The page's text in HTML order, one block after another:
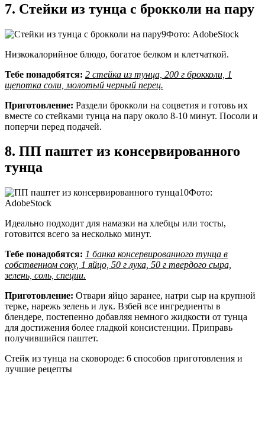
7. Стейки из тунца с брокколи на пару
Фото: AdobeStock
Низкокалорийное блюдо, богатое белком и клетчаткой.
Тебе понадобятся: 2 стейка из тунца, 200 г брокколи, 1
щепотка соли, молотый черный перец.
Приготовление: Раздели брокколи на соцветия и готовь их
вместе со стейками тунца на пару около 8-10 минут. Посоли и
поперчи перед подачей.
8. ПП паштет из консервированного
тунца
Фото:
AdobeStock
Идеально подходит для намазки на хлебцы или тосты,
готовится всего за несколько минут.
Тебе понадобятся: 1 банка консервированного тунца в
собственном соку, 1 яйцо, 50 г лука, 50 г твердого сыра,
зелень, соль, специи.
Приготовление: Отвари яйцо заранее, натри сыр на крупной
терке, нарежь зелень и лук. Взбей все ингредиенты в
блендере, постепенно добавляя немного жидкости от тунца
для достижения более гладкой консистенции. Приправь
получившийся паштет.
Стейк из тунца на сковороде: 6 способов приготовления и
лучшие рецепты